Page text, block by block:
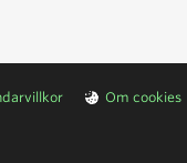
Om cookies